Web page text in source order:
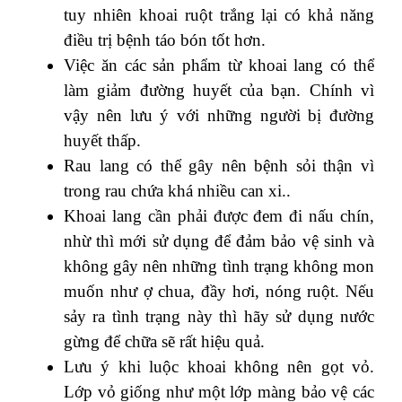
tuy nhiên khoai ruột trắng lại có khả năng
điều trị bệnh táo bón tốt hơn.
Việc ăn các sản phẩm từ khoai lang có thể
làm giảm đường huyết của bạn. Chính vì
vậy nên lưu ý với những người bị đường
huyết thấp.
Rau lang có thể gây nên bệnh sỏi thận vì
trong rau chứa khá nhiều can xi..
Khoai lang cần phải được đem đi nấu chín,
nhừ thì mới sử dụng để đảm bảo vệ sinh và
không gây nên những tình trạng không mon
muốn như ợ chua, đầy hơi, nóng ruột. Nếu
sảy ra tình trạng này thì hãy sử dụng nước
gừng để chữa sẽ rất hiệu quả.
Lưu ý khi luộc khoai không nên gọt vỏ.
Lớp vỏ giống như một lớp màng bảo vệ các